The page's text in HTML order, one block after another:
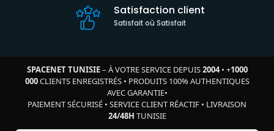
Satisfaction client
Satisfait où Satisfait
SPACENET TUNISIE– À VOTRE SERVICE DEPUIS2004• +1000
000CLIENTS ENREGISTRÉS• PRODUITS 100% AUTHENTIQUES
AVEC GARANTIE•
PAIEMENT SÉCURISÉ • SERVICE CLIENT RÉACTIF • LIVRAISON
24/48H TUNISIE